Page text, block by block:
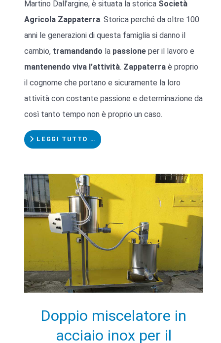
Martino Dall’argine, è situata la storica Società
Agricola Zappaterra. Storica perché da oltre 100
anni le generazioni di questa famiglia si danno il
cambio, tramandando la passione per il lavoro e
mantenendo viva l’attività. Zappaterra è proprio
il cognome che portano e sicuramente la loro
attività con costante passione e determinazione da
così tanto tempo non è proprio un caso.
LEGGI TUTTO …
Doppio miscelatore in
acciaio inox per il